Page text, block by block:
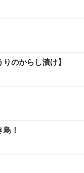
のからし漬け】
！